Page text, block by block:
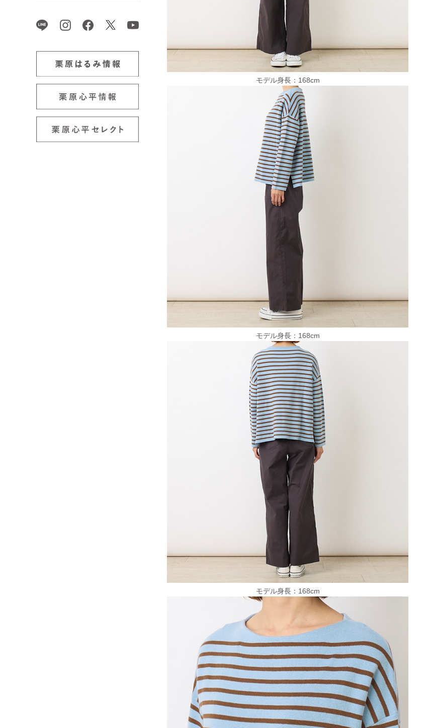
モデル身長：168cm
モデル身長：168cm
モデル身長：168cm